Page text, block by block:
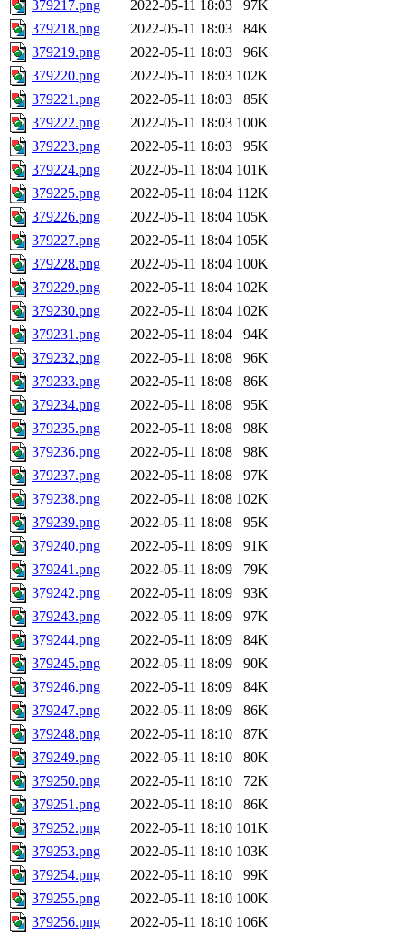
379217.png 2022-05-11 18:03
97K
379218.png
2022-05-11 18:03
84K
379219.png
2022-05-11 18:03
96K
379220.png
2022-05-11 18:03 102K
379221.png
2022-05-11 18:03
85K
379222.png
2022-05-11 18:03 100K
379223.png
2022-05-11 18:03
95K
379224.png
2022-05-11 18:04 101K
379225.png
2022-05-11 18:04 112K
379226.png
2022-05-11 18:04 105K
379227.png
2022-05-11 18:04 105K
379228.png
2022-05-11 18:04 100K
379229.png
2022-05-11 18:04 102K
379230.png
2022-05-11 18:04 102K
379231.png
2022-05-11 18:04
94K
379232.png
2022-05-11 18:08
96K
379233.png
2022-05-11 18:08
86K
379234.png
2022-05-11 18:08
95K
379235.png
2022-05-11 18:08
98K
379236.png
2022-05-11 18:08
98K
379237.png
2022-05-11 18:08
97K
379238.png
2022-05-11 18:08 102K
379239.png
2022-05-11 18:08
95K
379240.png
2022-05-11 18:09
91K
379241.png
2022-05-11 18:09
79K
379242.png
2022-05-11 18:09
93K
379243.png
2022-05-11 18:09
97K
379244.png
2022-05-11 18:09
84K
379245.png
2022-05-11 18:09
90K
379246.png
2022-05-11 18:09
84K
379247.png
2022-05-11 18:09
86K
379248.png
2022-05-11 18:10
87K
379249.png
2022-05-11 18:10
80K
379250.png
2022-05-11 18:10
72K
379251.png
2022-05-11 18:10
86K
379252.png
2022-05-11 18:10 101K
379253.png
2022-05-11 18:10 103K
379254.png
2022-05-11 18:10
99K
379255.png
2022-05-11 18:10 100K
379256.png
2022-05-11 18:10 106K